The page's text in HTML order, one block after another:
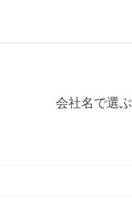
会社名で選ぶ